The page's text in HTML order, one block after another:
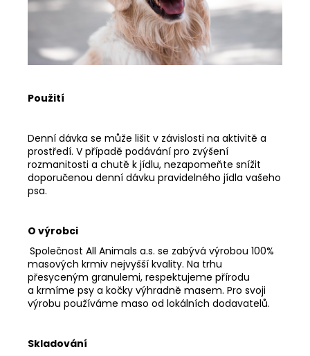
Použití
Denní dávka se může lišit v závislosti na aktivitě a
prostředí. V případě podávání pro zvýšení
rozmanitosti a chutě k jídlu, nezapomeňte snížit
doporučenou denní dávku pravidelného jídla vašeho
psa.
O výrobci
Společnost All Animals a.s. se zabývá výrobou 100%
masových krmiv nejvyšší kvality. Na trhu
přesyceným granulemi, respektujeme přírodu
a krmíme psy a kočky výhradně masem. Pro svoji
výrobu používáme maso od lokálních dodavatelů.
Skladování